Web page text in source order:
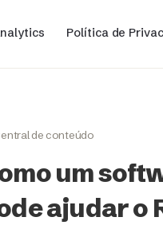
Política de
de conteúdo
um
ajudar o